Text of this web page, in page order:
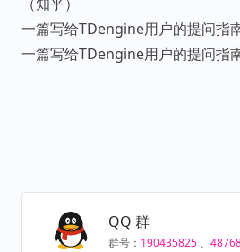
一篇写给TDengine用户的提问指
一篇写给TDengine用户的提问指
QQ 群
群号： 190435825 、